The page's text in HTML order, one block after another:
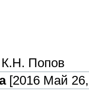
К.Н. Попов
[2016 Май